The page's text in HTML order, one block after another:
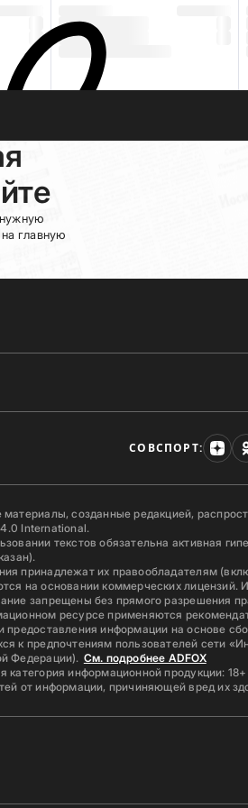
главную
СОВСПОРТ:
материалы, созданные редакцией,
International.
текстов обязательна активная
принадлежат их правообладателям
на основании коммерческих лицензий.
запрещены без прямого разрешения
ресурсе применяются
предоставления информации на основе
к предпочтениям пользователей сети
Федерации). См. подробнее ADFOX
категория информационной продукции:
от информации, причиняющей вред их